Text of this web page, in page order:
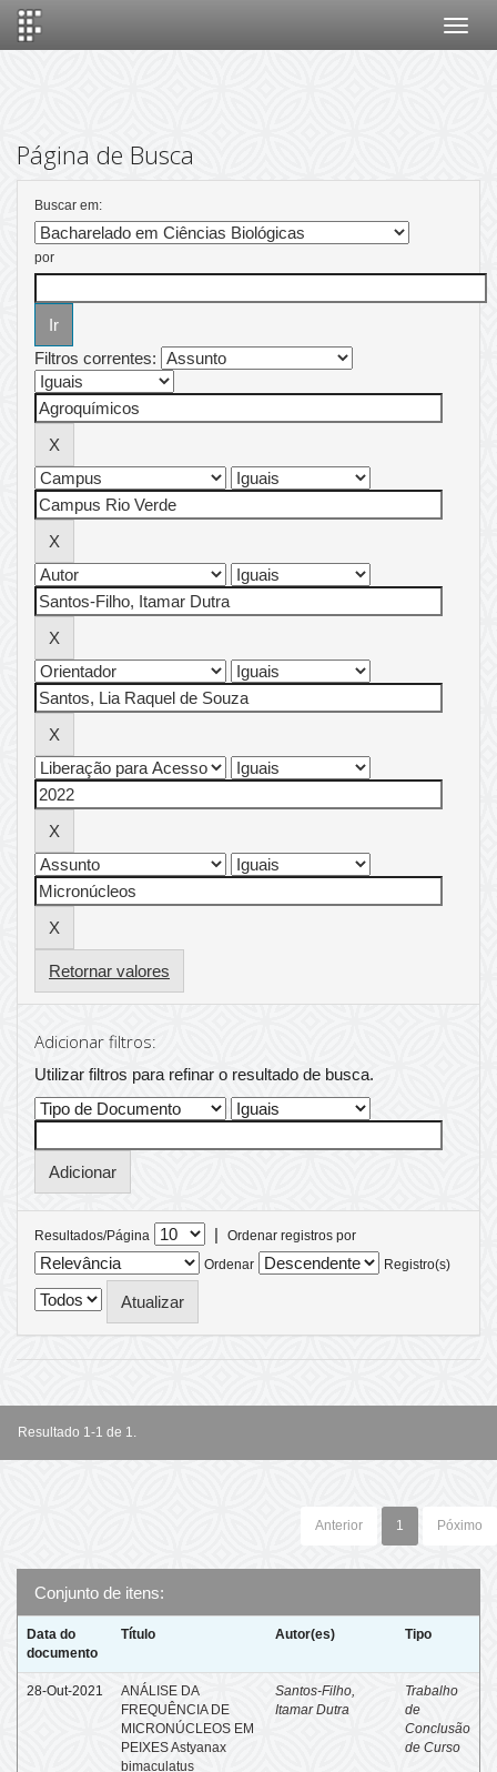
Página de Busca
Buscar em:
por
Filtros correntes:
Retornar valores
Adicionar filtros:
Utilizar filtros para refinar o resultado de busca.
Resultados/Página |
Ordenar registros por
Ordenar
Registro(s)
Resultado 1-1 de 1.
Anterior 1 Póximo
Conjunto de itens:
Data do
documento
Título Autor(es) Tipo
28-Out-2021
ANÁLISE DA
FREQUÊNCIA DE
MICRONÚCLEOS EM
PEIXES Astyanax
bimaculatus
Santos-Filho,
Itamar Dutra
Trabalho
de
Conclusão
de Curso